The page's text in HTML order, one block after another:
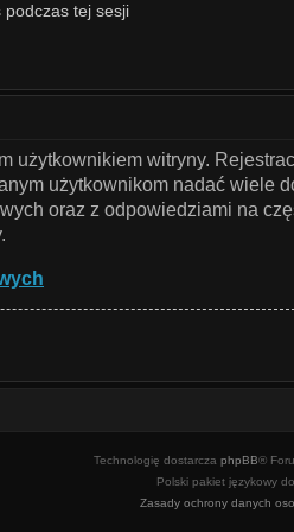
podczas tej sesji
użytkownikiem witryny.
użytkownikom nadać wiele
oraz z odpowiedziami na
Technologię dostarcza phpBB®
Polski pakiet językowy
Zasady ochrony danych